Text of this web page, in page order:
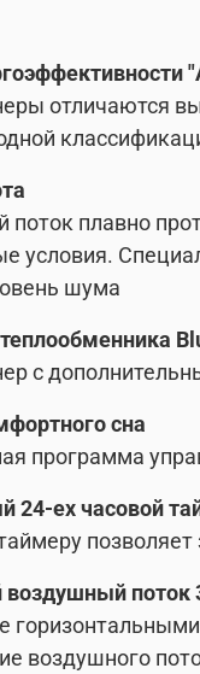
отличаются
плавно
условия.
шума
с
сна
программа
24-ех часовой
поток
воздушного